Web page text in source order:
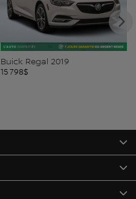
Buick Regal 2019
15 798$